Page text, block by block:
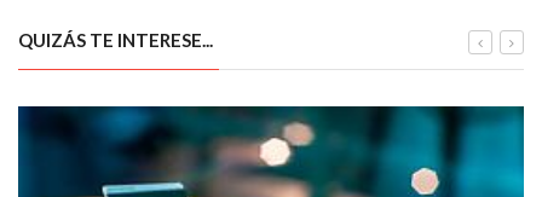
QUIZÁS TE INTERESE...